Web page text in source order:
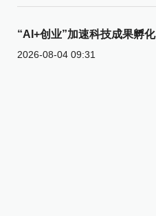
“AI+创业”加速科技成果孵化
2026-08-04 09:31